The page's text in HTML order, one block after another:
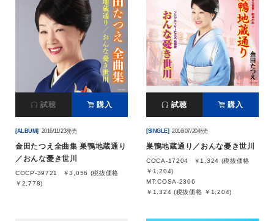
試聴 購入
[ALBUM] 2016/11/23発売
金田たつえ全曲集 巣鴨地蔵通り
／おんな憂き世川
COCP-39721
￥3,056 (税抜価格
￥2,778)
試聴 購入
[SINGLE] 2016/07/20発売
巣鴨地蔵通り／おんな憂き世川
COCA-17204
￥1,324 (税抜価格
￥1,204)
MT:COSA-2306
￥1,324 (税抜価格 ￥1,204)